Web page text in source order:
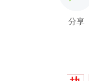
分享